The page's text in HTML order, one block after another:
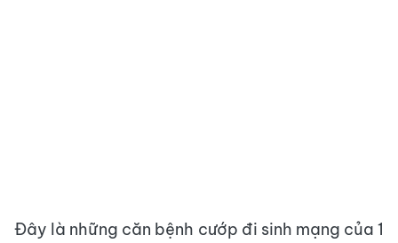
Đây là những căn bệnh cướp đi sinh mạng của 1